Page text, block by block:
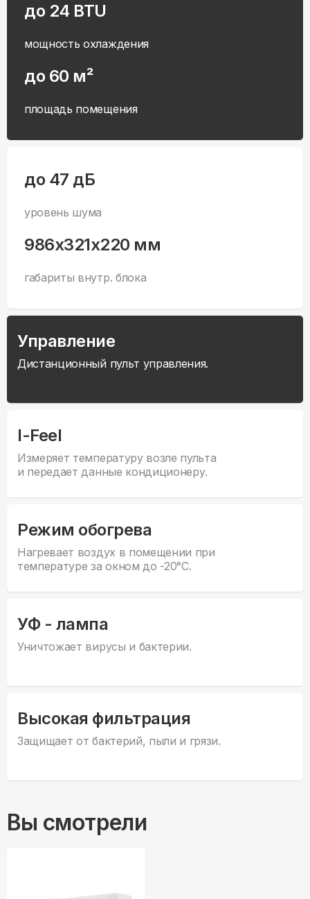
до 24 BTU
мощность охлаждения
до 60 м²
площадь помещения
до 47 дБ
уровень шума
986x321x220 мм
габариты внутр. блока
Управление
Дистанционный пульт управления.
I-Feel
Измеряет температуру возле пульта
и передает данные кондиционеру.
Режим обогрева
Нагревает воздух в помещении при
температуре за окном до -20°С.
УФ - лампа
Уничтожает вирусы и бактерии.
Высокая фильтрация
Защищает от бактерий, пыли и грязи.
Вы смотрели